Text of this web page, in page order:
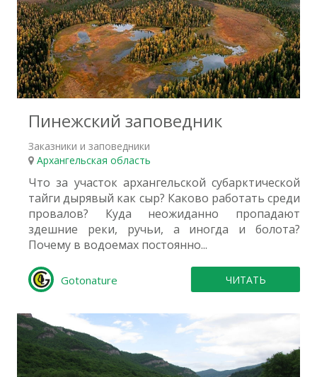
2
Пинежский заповедник
Заказники и заповедники
Архангельская область
Что за участок архангельской субарктической
тайги дырявый как сыр? Каково работать среди
провалов? Куда неожиданно пропадают
здешние реки, ручьи, а иногда и болота?
Почему в водоемах постоянно...
Gotonature ЧИТАТЬ